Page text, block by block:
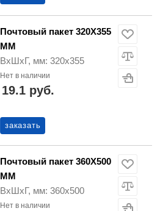
Почтовый пакет 320Х355
ММ
ВхШхГ, мм: 320х355
Нет в наличии
19.1 руб.
заказать
Почтовый пакет 360Х500
ММ
ВхШхГ, мм: 360х500
Нет в наличии